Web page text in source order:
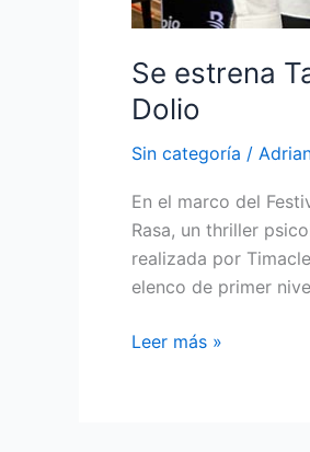
Se estrena
Dolio
Sin categoría /
En el marco del
Rasa, un thriller
realizada por
elenco de primer
Leer más »